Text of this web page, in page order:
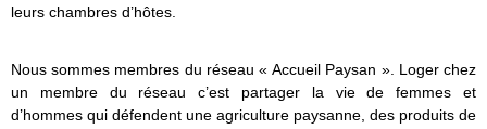
leurs chambres d’hôtes.
Nous sommes membres du réseau « Accueil Paysan ». Loger chez
un membre du réseau c’est partager la vie de femmes et
d’hommes qui défendent une agriculture paysanne, des produits de